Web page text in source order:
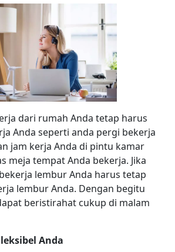
dari rumah Anda tetap harus
Anda seperti anda pergi bekerja
jam kerja Anda di pintu kamar
meja tempat Anda bekerja. Jika
lembur Anda harus tetap
lembur Anda. Dengan begitu
beristirahat cukup di malam
Anda